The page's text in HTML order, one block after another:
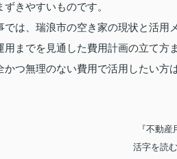
きやすいものです。
では、瑞浪市の空き家の現状と活
用までを見通した費用計画の立て方
かつ無理のない費用で活用したい方
『不動
活字を読